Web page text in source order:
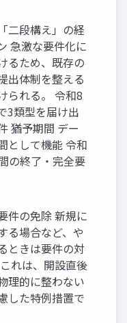
二段構え」の経
急激な要件化に
るため、既存の
出体制を整える
られる。 令和8
3類型を届け出
猶予期間 デー
として機能 令和
の終了・完全要
件の免除 新規に
る場合など、や
ときは要件の対
れは、開設直後
理的に整わない
した特例措置で